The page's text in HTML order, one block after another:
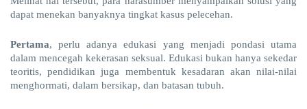
dapat menekan banyaknya tingkat kasus pelecehan.
Pertama, perlu adanya edukasi yang menjadi pondasi utama
dalam mencegah kekerasan seksual. Edukasi bukan hanya sekedar
teoritis, pendidikan juga membentuk kesadaran akan nilai-nilai
menghormati, dalam bersikap, dan batasan tubuh.